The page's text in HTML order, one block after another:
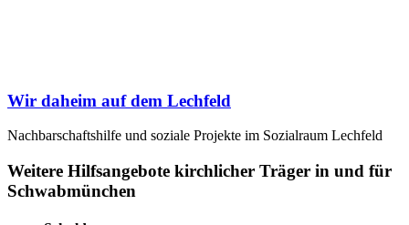
Wir daheim auf dem Lechfeld
Nachbarschaftshilfe und soziale Projekte im Sozialraum Lechfeld
Weitere Hilfsangebote kirchlicher Träger in und für
Schwabmünchen